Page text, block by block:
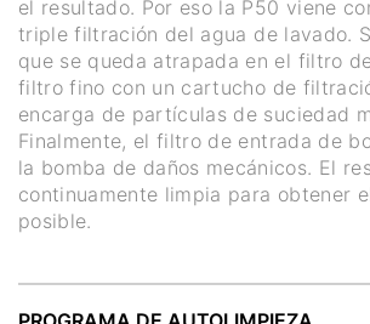
el resultado. Por eso la P50 viene
triple filtración del agua de lavado.
que se queda atrapada en el filtro
filtro fino con un cartucho de
encarga de partículas de suciedad
Finalmente, el filtro de entrada de
la bomba de daños mecánicos. El
continuamente limpia para obtener
posible.